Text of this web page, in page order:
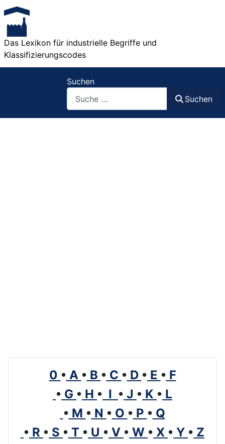
Das Lexikon für industrielle Begriffe und
Klassifizierungscodes
Suchen
Suchen
0 • A • B • C • D • E • F
• G • H • I • J • K • L
• M • N • O • P • Q
• R • S • T • U • V • W • X • Y • Z